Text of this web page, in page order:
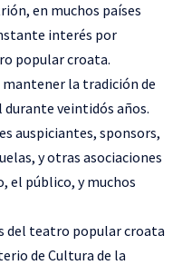
en muchos países
interés por
popular croata.
mantener la tradición de
veintidós años.
auspiciantes, sponsors,
y otras asociaciones
el público, y muchos
del teatro popular croata
de Cultura de la